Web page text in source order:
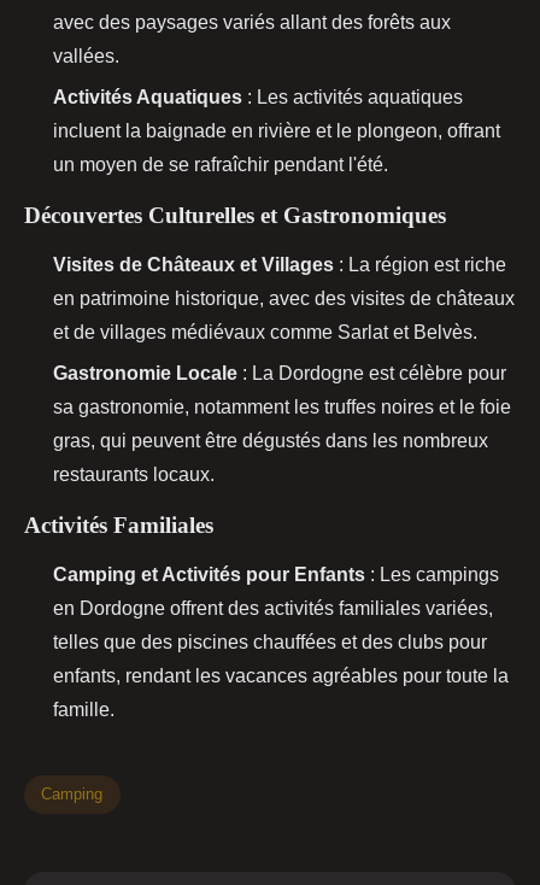
avec des paysages variés allant des forêts aux
vallées.
Activités Aquatiques : Les activités aquatiques
incluent la baignade en rivière et le plongeon, offrant
un moyen de se rafraîchir pendant l'été.
Découvertes Culturelles et Gastronomiques
Visites de Châteaux et Villages : La région est riche
en patrimoine historique, avec des visites de châteaux
et de villages médiévaux comme Sarlat et Belvès.
Gastronomie Locale : La Dordogne est célèbre pour
sa gastronomie, notamment les truffes noires et le foie
gras, qui peuvent être dégustés dans les nombreux
restaurants locaux.
Activités Familiales
Camping et Activités pour Enfants : Les campings
en Dordogne offrent des activités familiales variées,
telles que des piscines chauffées et des clubs pour
enfants, rendant les vacances agréables pour toute la
famille.
Camping